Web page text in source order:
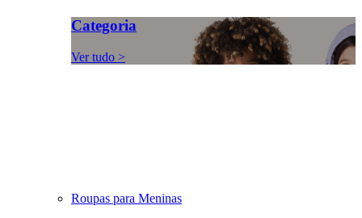
Categoria
Ver tudo >
Roupas para Meninas